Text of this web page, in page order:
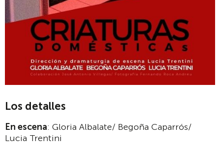
Los detalles
En escena: Gloria Albalate/ Begoña Caparrós/
Lucia Trentini